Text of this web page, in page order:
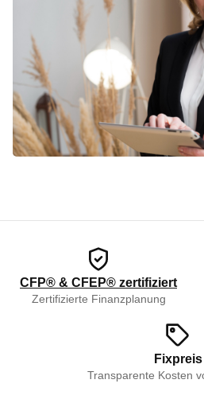
CFP® & CFEP® zertifiziert
Zertifizierte Finanzplanung
Fixpreis
Transparente Kosten